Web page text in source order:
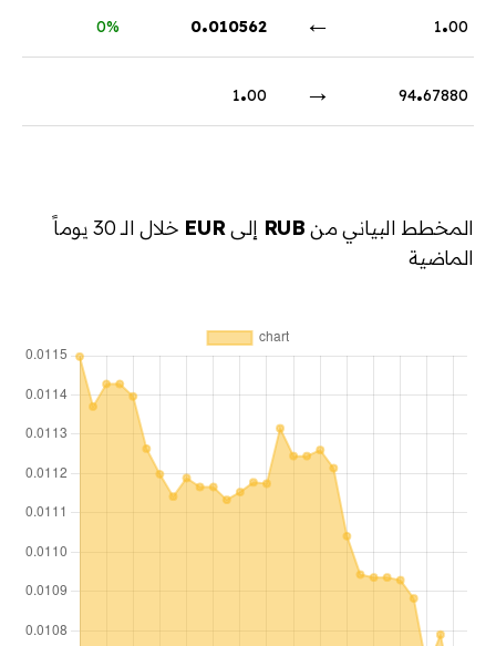
1.00
←
0.010562
0%
94.67880
→
1.00
المخطط البياني من RUB إلىEUR
خلال الـ 30 يوماً
الماضية